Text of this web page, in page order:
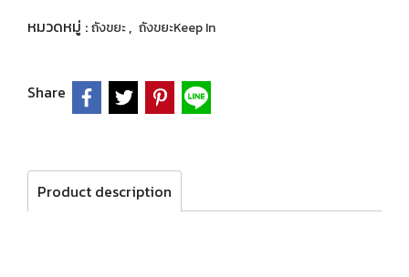
หมวดหมู่ :ถังขยะ, ถังขยะKeep In
Share
Product description